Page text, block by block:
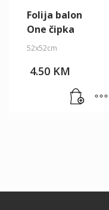
Folija balon
One čipka
52x52cm
4.50 KM